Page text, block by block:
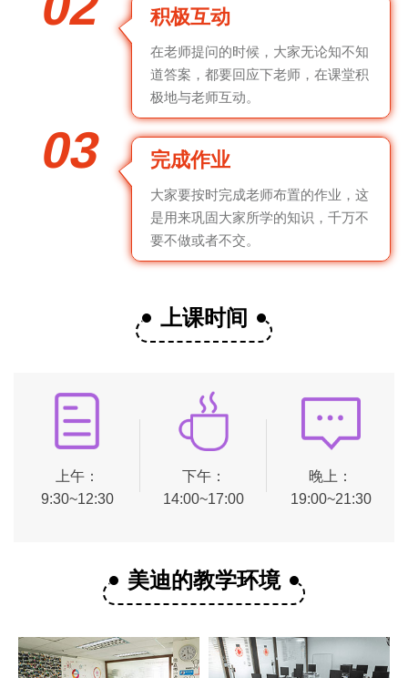
积极互动
在老师提问的时候，大家无论知不知
道答案，都要回应下老师，在课堂积
极地与老师互动。
03 完成作业
大家要按时完成老师布置的作业，这
是用来巩固大家所学的知识，千万不
要不做或者不交。
上课时间
上午：
9:30~12:30
下午：
14:00~17:00
晚上：
19:00~21:30
美迪的教学环境